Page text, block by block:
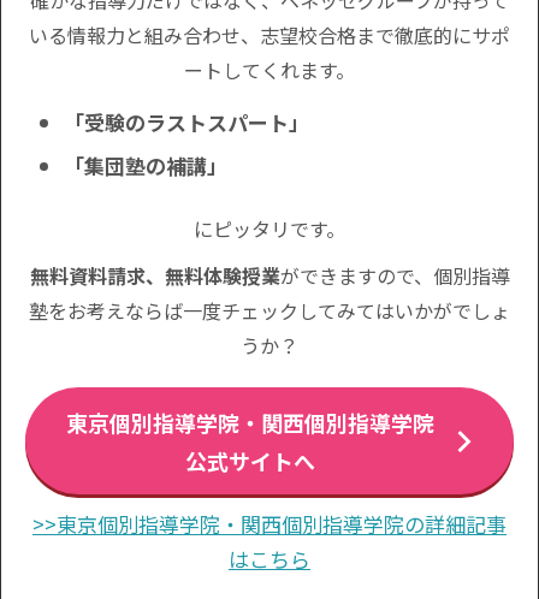
いる情報力と組み合わせ、志望校合格まで徹底的にサポ
ートしてくれます。
「受験のラストスパート」
「集団塾の補講」
にピッタリです。
無料資料請求、無料体験授業ができますので、個別指導
塾をお考えならば一度チェックしてみてはいかがでしょ
うか？
東京個別指導学院・関西個別指導学院
公式サイトへ
>>東京個別指導学院・関西個別指導学院の詳細記事
はこちら